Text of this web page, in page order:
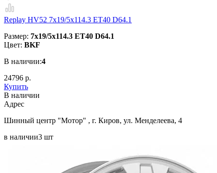
Replay HV52 7x19/5x114.3 ET40 D64.1
Размер: 7x19/5x114.3 ET40 D64.1
Цвет: BKF
В наличии:4
24796 р.
Купить
В наличии
Aдрес
Шинный центр "Мотор" , г. Киров, ул. Менделеева, 4
в наличии3 шт